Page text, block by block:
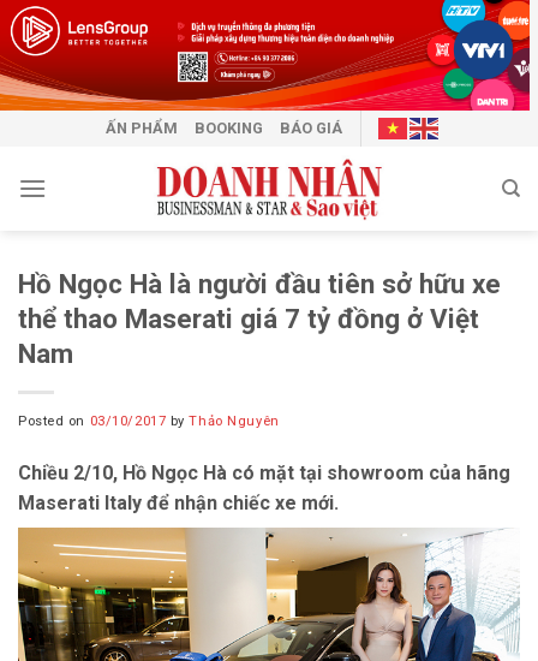
Skip
to
content
ẤN PHẨM BOOKING BÁO GIÁ
Hồ Ngọc Hà là người đầu tiên sở hữu xe
thể thao Maserati giá 7 tỷ đồng ở Việt
Nam
Posted on 03/10/2017 byThảo Nguyên
Chiều 2/10, Hồ Ngọc Hà có mặt tại showroom của hãng
Maserati Italy để nhận chiếc xe mới.